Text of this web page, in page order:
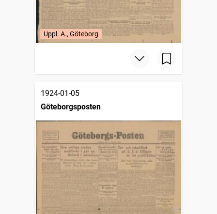
Uppl. A., Göteborg
1924-01-05
Göteborgsposten